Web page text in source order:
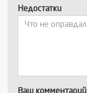
Недостатки
Ваш комментарий